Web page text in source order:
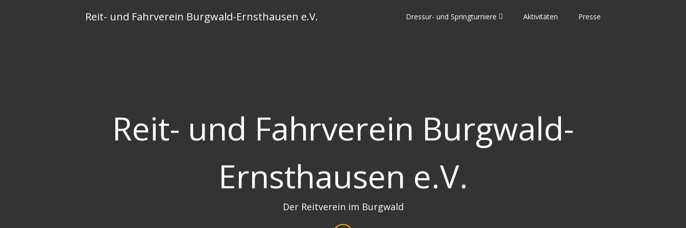
Reit- und Fahrverein Burgwald-Ernsthausen e.V. Dressur- und Springturniere Aktivitäten Presse
Reit- und Fahrverein Burgwald-
Ernsthausen e.V.
Der Reitverein im Burgwald